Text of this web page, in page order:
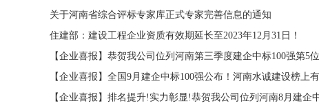
关于河南省综合评标专家库正式专家完善信息的通知
住建部：建设工程企业资质有效期延长至2023年12月31日！
【企业喜报】恭贺我公司位列河南第三季度建企中标100强第5位
【企业喜报】全国9月建企中标100强公布！河南水诚建设榜上有
【企业喜报】排名提升!实力彰显!恭贺我公司位列河南8月建企